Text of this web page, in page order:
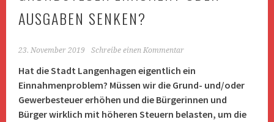
AUSGABEN SENKEN?
23. November 2019 Schreibe einen Kommentar
Hat die Stadt Langenhagen eigentlich ein
Einnahmenproblem? Müssen wir die Grund- und/oder
Gewerbesteuer erhöhen und die Bürgerinnen und
Bürger wirklich mit höheren Steuern belasten, um die